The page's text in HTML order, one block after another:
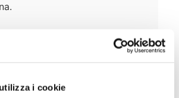
i cookie
potrà disporre una prova